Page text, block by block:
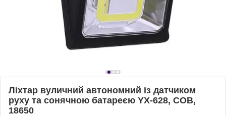
Ліхтар вуличний автономний із датчиком
руху та сонячною батареєю YX-628, COB,
18650